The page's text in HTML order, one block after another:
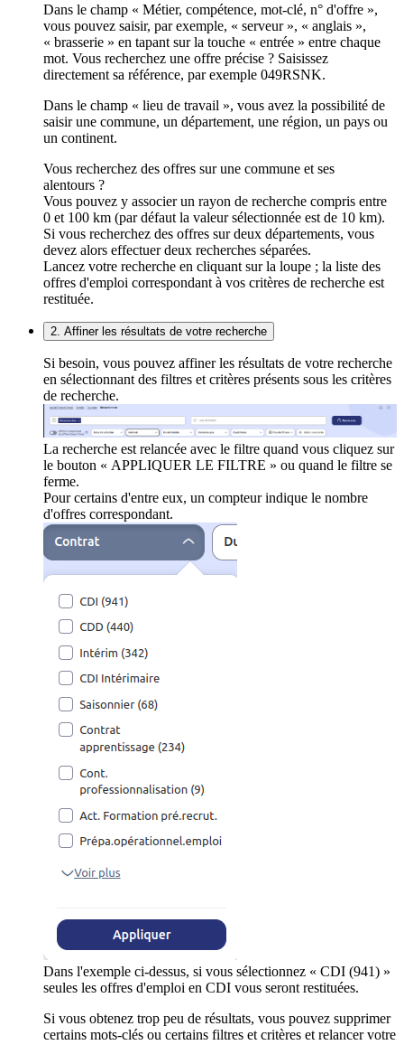
Dans le champ « Métier, compétence, mot-clé, n° d'offre »,
vous pouvez saisir, par exemple, « serveur », « anglais »,
« brasserie » en tapant sur la touche « entrée » entre chaque
mot. Vous recherchez une offre précise ? Saisissez
directement sa référence, par exemple 049RSNK.
Dans le champ « lieu de travail », vous avez la possibilité de
saisir une commune, un département, une région, un pays ou
un continent.
Vous recherchez des offres sur une commune et ses
alentours ?
Vous pouvez y associer un rayon de recherche compris entre
0 et 100 km (par défaut la valeur sélectionnée est de 10 km).
Si vous recherchez des offres sur deux départements, vous
devez alors effectuer deux recherches séparées.
Lancez votre recherche en cliquant sur la loupe ; la liste des
offres d'emploi correspondant à vos critères de recherche est
restituée.
2. Affiner les résultats de votre recherche
Si besoin, vous pouvez affiner les résultats de votre recherche
en sélectionnant des filtres et critères présents sous les critères
de recherche.
La recherche est relancée avec le filtre quand vous cliquez sur
le bouton « APPLIQUER LE FILTRE » ou quand le filtre se
ferme.
Pour certains d'entre eux, un compteur indique le nombre
d'offres correspondant.
Dans l'exemple ci-dessus, si vous sélectionnez « CDI (941) »
seules les offres d'emploi en CDI vous seront restituées.
Si vous obtenez trop peu de résultats, vous pouvez supprimer
certains mots-clés ou certains filtres et critères et relancer votre